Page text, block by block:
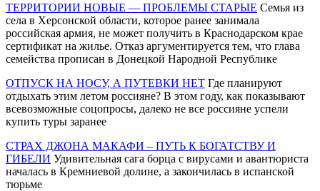
ТЕРРИТОРИИ НОВЫЕ — ПРОБЛЕМЫ СТАРЫЕ Семья из
села в Херсонской области, которое ранее занимала
российская армия, не может получить в Краснодарском крае
сертификат на жилье. Отказ аргументируется тем, что глава
семейства прописан в Донецкой Народной Республике
ОТПУСК НА НОСУ, А ПУТЕВКИ НЕТ Где планируют
отдыхать этим летом россияне? В этом году, как показывают
всевозможные соцопросы, далеко не все россияне успели
купить туры заранее
СТРАХ ДЖОНА МАКАФИ – ПУТЬ К БОГАТСТВУ И
ГИБЕЛИ Удивительная сага борца с вирусами и авантюриста
началась в Кремниевой долине, а закончилась в испанской
тюрьме